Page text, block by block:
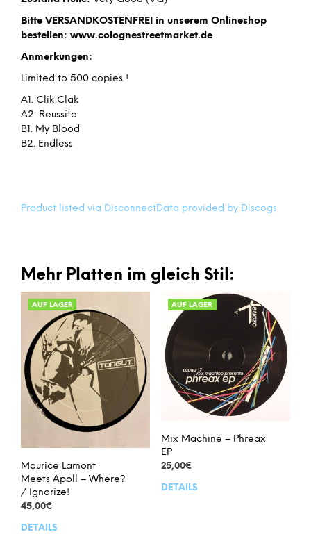
Bitte VERSANDKOSTENFREI in unserem Onlineshop
bestellen: www.colognestreetmarket.de
Anmerkungen:
Limited to 500 copies !
A1. Clik Clak
A2. Reussite
B1. My Blood
B2. Endless
Product listed via DisconnectData provided by Discogs
Mehr Platten im gleich Stil:
AUF LAGER
Maurice Lamont
Meets Apoll – Where?
/ Ignorize!
45,00€
DETAILS
AUF LAGER
Mix Machine – Phreax
EP
25,00€
DETAILS